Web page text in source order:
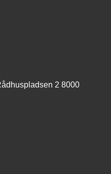
2 8000